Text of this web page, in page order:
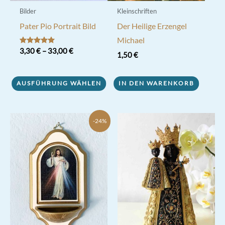
werden
Bilder
Pater Pio Portrait Bild
Bewertet mit
5.00
3,30€– 33,00€
AUSFÜHRUNG WÄHLEN
Produkt
Die
Optionen
können
der
Produktseite
Kleinschriften
Der Heilige Erzengel
Michael
1,50€
IN DEN WARENKORB
-24%